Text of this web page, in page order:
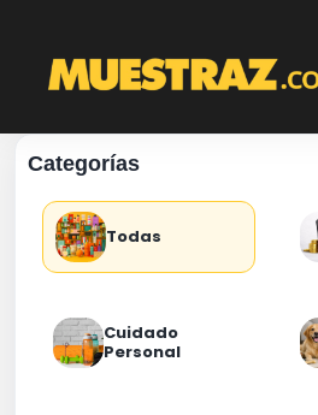
Categorías
Todas
Cuidado
Personal